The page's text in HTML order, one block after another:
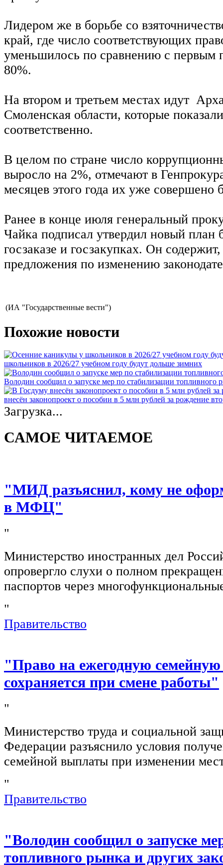
Лидером же в борьбе со
край, где число соответствующих
уменьшилось по сравнению с первым
80%.
На втором и третьем местах идут
Смоленская области, которые
соответственно.
В целом по стране число
выросло на 2%, отмечают в
месяцев этого года их уже совершено
Ранее в конце июля генеральный
Чайка подписал утвердил новый план
госзаказе и госзакупках. Он
предложения по изменению
(ИА "Государственные вести")
Похожие новости
школьников в 2026/27 учебном году будут дольше зимних
Володин сообщил о запуске мер по стабилизации топливного
внесён законопроект о пособии в 5 млн рублей за рождение
Загрузка...
САМОЕ ЧИТАЕМОЕ
"МИД разъяснил, кому не
в МФЦ"
"
Министерство иностранных дел
опровергло слухи о полном
паспортов через
"
Правительство
"Право на ежегодную
сохраняется при смене работы"
"
Министерство труда и социальной
Федерации разъяснило условия
семейной выплаты при изменении
"
Правительство
"Володин сообщил о запуске
топливного рынка и других